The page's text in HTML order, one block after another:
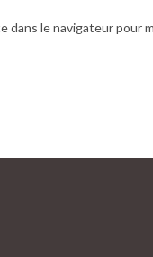
dans le navigateur pour